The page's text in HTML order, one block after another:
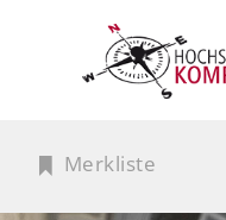
Merkliste